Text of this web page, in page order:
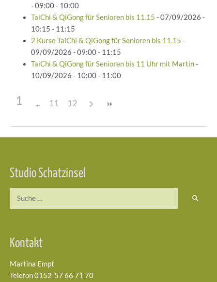
- 09:00 - 10:00
TaiChi & QiGong für Senioren bis 11.15 - 07/09/2026 -
10:15 - 11:15
2 Kurse TaiChi & QiGong für Senioren bis 11.15 -
09/09/2026 - 09:00 - 11:15
TaiChi & QiGong für Senioren bis 11 Uhr mit Martin-
10/09/2026 - 10:00 - 11:00
1 11 12
Studio Schatzinsel
Kontakt
Martina Empt
Telefon 0152-57 66 71 70